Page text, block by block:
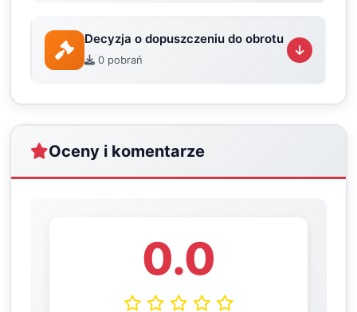
Decyzja o dopuszczeniu do obrotu
0 pobrań
Oceny i komentarze
0.0